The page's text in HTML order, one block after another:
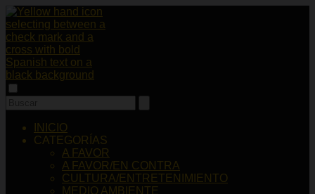
INICIO
CATEGORÍAS
A FAVOR
A FAVOR/EN CONTRA
CULTURA/ENTRETENIMIENTO
MEDIO AMBIENTE